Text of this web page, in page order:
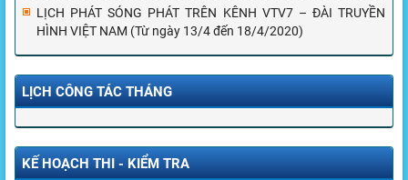
LỊCH PHÁT SÓNG PHÁT TRÊN KÊNH VTV7 – ĐÀI TRUYỀN
HÌNH VIỆT NAM (Từ ngày 13/4 đến 18/4/2020)
LỊCH CÔNG TÁC THÁNG
KẾ HOẠCH THI - KIỂM TRA